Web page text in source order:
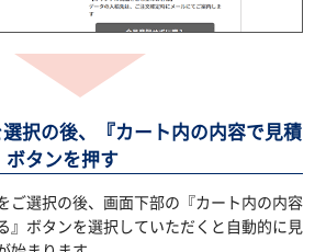
択の後、『カート内の内容で見積
ボタンを押す
ご選択の後、画面下部の『カート内の内容
』ボタンを選択していただくと自動的に見